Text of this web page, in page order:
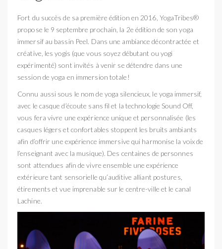
Fort du succès de sa première édition en 2016, YogaTribes®
propose le 9 septembre prochain, la 2e édition de son yoga
immersif au bassin Peel. Dans une ambiance décontractée et
créative, les yogis (que vous soyez débutant ou yogi
expérimenté) sont invités à venir se détendre dans une
session de yoga en immersion totale!
Connu aussi sous le nom de yoga silencieux, le yoga immersif,
avec le casque d’écoute sans fil et la technologie Sound Off,
vous fera vivre une expérience unique et personnalisée (les
casques légers et confortables stoppent les bruits ambiants
afin d’offrir une expérience immersive qui harmonise la voix de
l’enseignant avec la musique). Des centaines de personnes
sont attendues afin de vivre ensemble une expérience
extérieure tant sensorielle qu’auditive alliant postures,
étirements et vue imprenable sur le centre-ville et le canal
Lachine.